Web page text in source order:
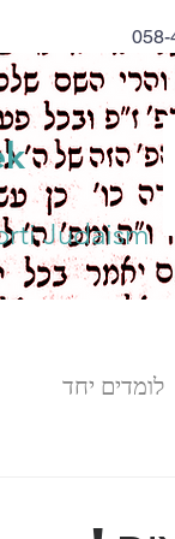
058-
Judaism
לומדים יחד